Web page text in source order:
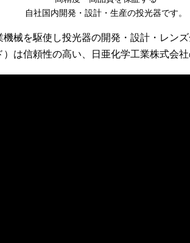
自社国内開発・設計・生産の投光器です。
械を駆使し投光器の開発・設計・レン
は信頼性の高い、日亜化学工業株式会社